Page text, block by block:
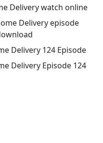
Delivery watch online
Delivery episode
Delivery 124 Episode
Delivery Episode 124